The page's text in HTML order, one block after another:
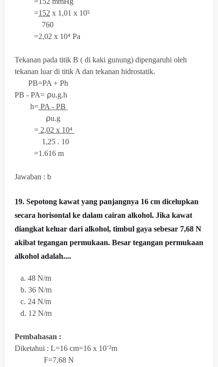
=152 x 1,01 x 10⁵
760
=2,02 x 10⁴ Pa
Tekanan pada titik B ( di kaki gunung) dipengaruhi oleh
tekanan luar di titik A dan tekanan hidrostatik.
PB=PA + Ph
PB - PA= ⍴u.g.h
h= PA - PB
⍴u.g
= 2,02 x 10⁴
1,25 . 10
=1.616 m
Jawaban : b
19. Sepotong kawat yang panjangnya 16 cm dicelupkan
secara horisontal ke dalam cairan alkohol. Jika kawat
diangkat keluar dari alkohol, timbul gaya sebesar 7,68 N
akibat tegangan permukaan. Besar tegangan permukaan
alkohol adalah....
a. 48 N/m
b. 36 N/m
c. 24 N/m
d. 12 N/m
Pembahasan :
Diketahui : L=16 cm=16 x 10⁻²m
F=7,68 N